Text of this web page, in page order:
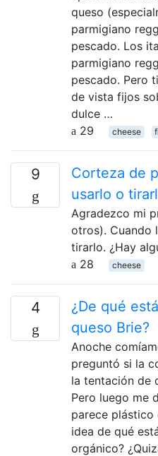
queso
parmigiano
pescado. Los
parmigiano
pescado. Pero
de vista fijos
dulce …
29
cheese
9
Corteza de
usarlo o
Agradezco mi
otros). Cuando
tirarlo. ¿Hay
28
cheese
4
¿De qué
queso Brie?
Anoche
preguntó si la
la tentación de
Pero luego me
parece plástico
idea de qué
orgánico?